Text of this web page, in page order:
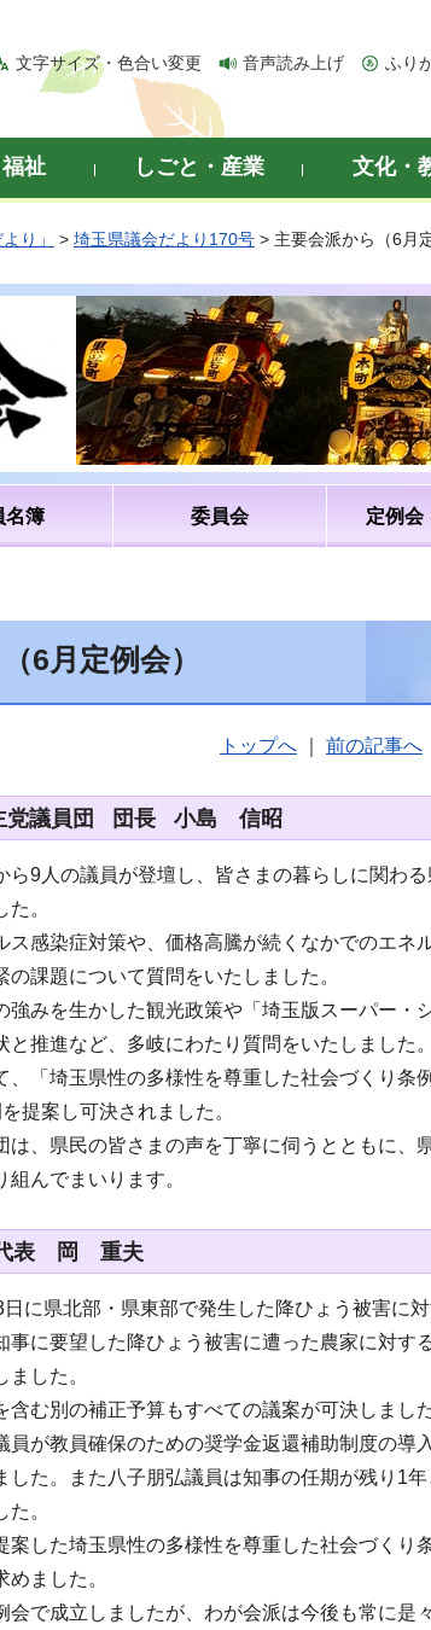
文字サイズ・色合い変更 音声読み上げ ふり
祉 しごと・産業 文化・
り」 > 埼玉県議会だより170号 > 主要会派から（6月
名簿 委員会 定例会
6月定例会）
トップへ 前の記事へ
党議員団 団長 小島 信昭
ら9人の議員が登壇し、皆さまの暮らしに関わ
。
ス感染症対策や、価格高騰が続くなかでのエネ
の課題について質問をいたしました。
強みを生かした観光政策や「埼玉版スーパー・
と推進など、多岐にわたり質問をいたしました。
、「埼玉県性の多様性を尊重した社会づくり条
提案し可決されました。
は、県民の皆さまの声を丁寧に伺うとともに
んでまいります。
表 岡 重夫
に県北部・県東部で発生した降ひょう被害に
事に要望した降ひょう被害に遭った農家に対す
した。
含む別の補正予算もすべての議案が可決しました
員が教員確保のための奨学金返還補助制度の導
した。また八子朋弘議員は知事の任期が残り1
。
案した埼玉県性の多様性を尊重した社会づく
ました。
会で成立しましたが、わが会派は今後も常に是